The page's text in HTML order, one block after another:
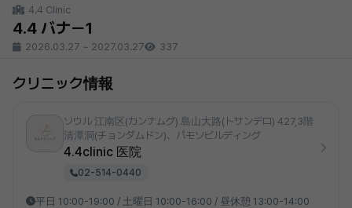
4.4 Clinic
4.4 バナー1
2026.03.27 ~ 2027.03.27 337
クリニック情報
ソウル 江南区(カンナムグ) 島山大路(トサンデロ) 427,3階
清潭洞(チョンダムドン)、パモソビルディング
4.4clinic 医院
02-514-0440
平日 10:00-19:00 / 土曜日 10:00-16:00 / 昼休憩 13:00-14:00